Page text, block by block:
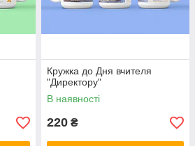
Кружка до Дня вчителя
"Директору"
В наявності
220 ₴